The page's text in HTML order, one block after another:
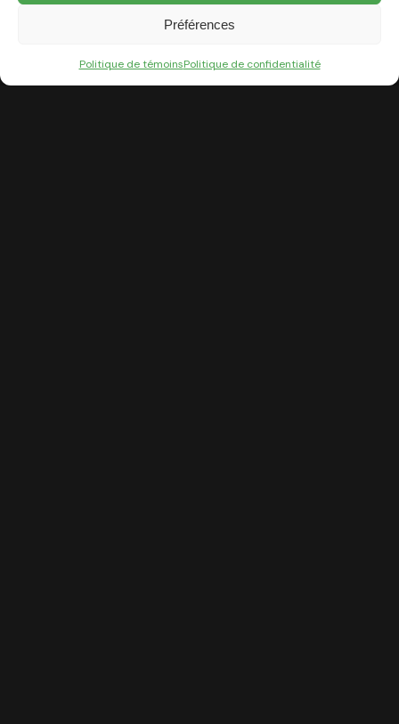
Préférences
Politique de témoinsPolitique de confidentialité